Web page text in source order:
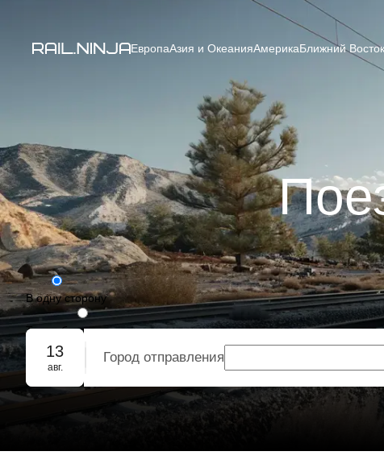
ЕвропаАзия и ОкеанияАмерикаБлижний
В одну сторону
Туда-обратно
Групповое бронирование
13
авг.
Город отправления